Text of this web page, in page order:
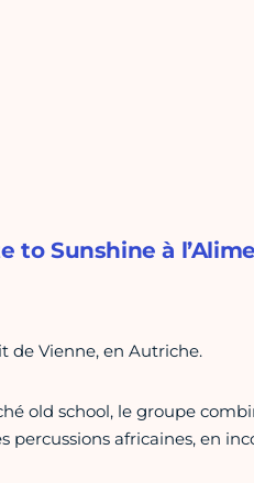
to Sunshine à
Vienne, en Autriche.
old school, le groupe
percussions africaines, en